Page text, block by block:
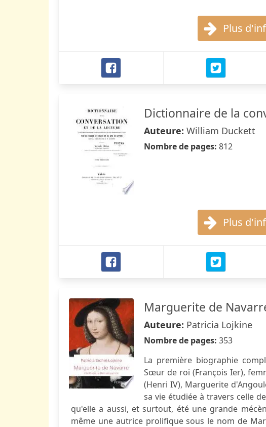
Plus
Dictionnaire de la
Auteure: William Duckett
Nombre de pages: 812
Plus
Marguerite de
Auteure: Patricia Lojkine
Nombre de pages: 353
La première biographie
Sœur de roi (François Ier),
(Henri IV), Marguerite
sa vie étudiée à travers celle
qu'elle a aussi, et surtout, été une grande
même une autrice prolifique sous le nom de